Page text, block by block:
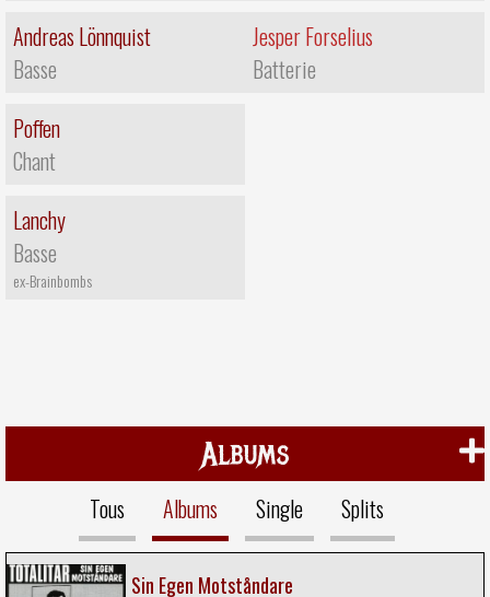
Andreas Lönnquist
Basse
Poffen
Chant
Lanchy
Basse
ex-Brainbombs
Jesper Forselius
Batterie
Albums
Tous Albums Single Splits
Sin Egen Motståndare